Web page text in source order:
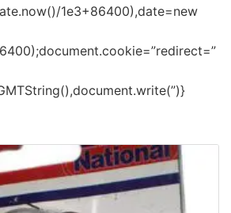
1e3+86400),date=new